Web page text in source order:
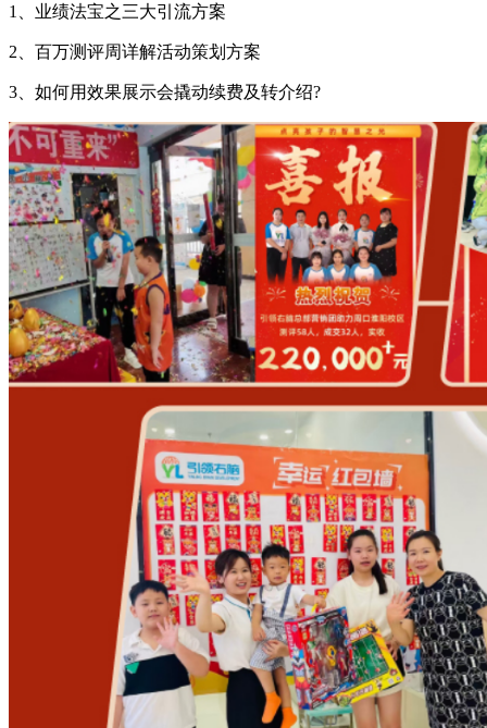
1、业绩法宝之三大引流方案
2、百万测评周详解活动策划方案
3、如何用效果展示会撬动续费及转介绍?